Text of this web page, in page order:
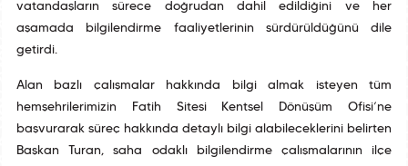
vatandaşların sürece doğrudan dahil edildiğini ve her
aşamada bilgilendirme faaliyetlerinin sürdürüldüğünü dile
getirdi.
Alan bazlı çalışmalar hakkında bilgi almak isteyen tüm
hemşehrilerimizin Fatih Sitesi Kentsel Dönüşüm Ofisi’ne
başvurarak süreç hakkında detaylı bilgi alabileceklerini belirten
Başkan Turan, saha odaklı bilgilendirme çalışmalarının ilçe